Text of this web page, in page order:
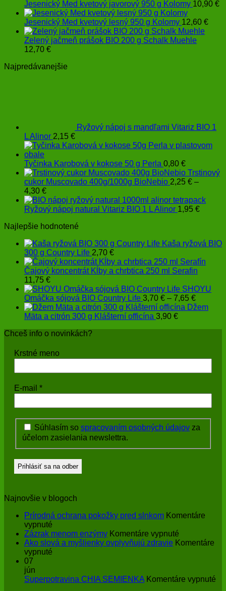
Jesenický Med kvetový javorový 950 g Kolomy 10,90 €
Jesenický Med kvetový lesný 950 g Kolomy 12,60 €
Zelený jačmeň prášok BIO 200 g Schalk Muehle
12,70 €
Najpredávanejšie
Ryžový nápoj s mandľami Vitariz BIO 1
L Alinor 2,15 €
Tyčinka Karobová v kokose 50 g Perla 0,80 €
Trstinový
cukor Muscovado 400g/1000g BioNebio 2,25 € –
4,30 €Price
range:
2,25 €
4,30 €
Ryžový nápoj natural Vitariz BIO 1 L Alinor 1,95 €
Najlepšie hodnotené
Kaša ryžová BIO
300 g Country Life 2,70 €
Čajový koncentrát Kĺby a chrbtica 250 ml Serafin
11,75 €
SHOYU
Omáčka sójová BIO Country Life 3,70 € – 7,65 €Price
range:
Džem
Mäta a citrón 300 g Klášterní officína 3,90 €
Chceš info o novinkách?
Krstné meno
E-mail *
Súhlasím so spracovaním osobných údajov za
účelom zasielania newslettra.
Najnovšie v blogoch
Prírodná ochrana pokožky pred slnkom Komentáre
vypnuté
Prírodná
ochrana
Zázrak menom enzýmy Komentáre vypnuté
Zázrak
Ako slová a myšlienky ovplyvňujú zdravie Komentáre
vypnuté
a
07
jún
Superpotravina CHIA SEMIENKA Komentáre vypnuté